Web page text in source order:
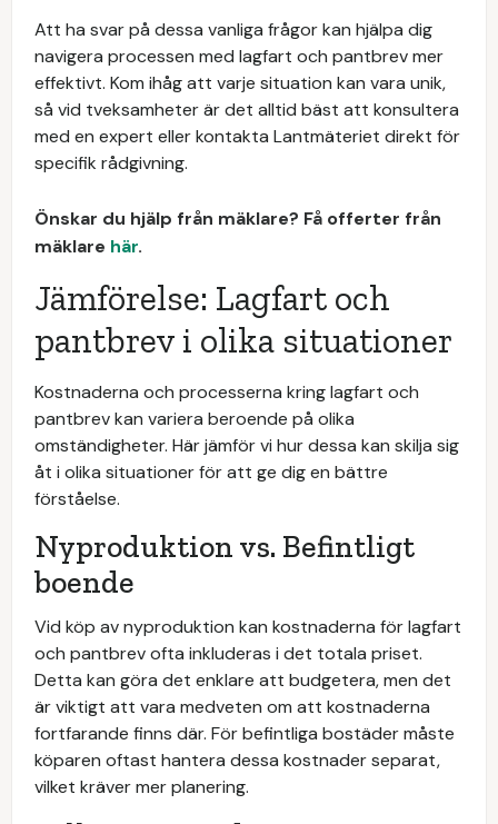
Att ha svar på dessa vanliga frågor kan hjälpa dig
navigera processen med lagfart och pantbrev mer
effektivt. Kom ihåg att varje situation kan vara unik,
så vid tveksamheter är det alltid bäst att konsultera
med en expert eller kontakta Lantmäteriet direkt för
specifik rådgivning.
Önskar du hjälp från mäklare? Få offerter från
mäklare här.
Jämförelse: Lagfart och
pantbrev i olika situationer
Kostnaderna och processerna kring lagfart och
pantbrev kan variera beroende på olika
omständigheter. Här jämför vi hur dessa kan skilja sig
åt i olika situationer för att ge dig en bättre
förståelse.
Nyproduktion vs. Befintligt
boende
Vid köp av nyproduktion kan kostnaderna för lagfart
och pantbrev ofta inkluderas i det totala priset.
Detta kan göra det enklare att budgetera, men det
är viktigt att vara medveten om att kostnaderna
fortfarande finns där. För befintliga bostäder måste
köparen oftast hantera dessa kostnader separat,
vilket kräver mer planering.